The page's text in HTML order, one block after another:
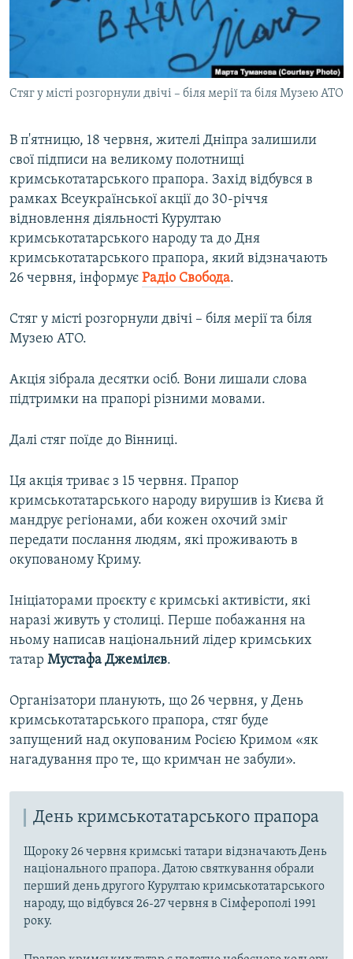
ВІДЕОУРОКИ «ELIFBE»
СВІДЧЕННЯ ОКУПАЦІЇ
УКРАЇНСЬКА ПРОБЛЕМА КРИМУ
ІНФОГРАФІКА
ДОЛУЧАЙСЯ!
Стяг у місті розгорнули двічі – біля мерії та біля Музею АТО
В п'ятницю, 18 червня, жителі Дніпра залишили
свої підписи на великому полотнищі
кримськотатарського прапора. Захід відбувся в
рамках Всеукраїнської акції до 30-річчя
відновлення діяльності Курултаю
кримськотатарського народу та до Дня
кримськотатарського прапора, який відзначають
26 червня, інформує Радіо Свобода.
Стяг у місті розгорнули двічі – біля мерії та біля
Музею АТО.
Акція зібрала десятки осіб. Вони лишали слова
підтримки на прапорі різними мовами.
Далі стяг поїде до Вінниці.
Ця акція триває з 15 червня. Прапор
кримськотатарського народу вирушив із Києва й
мандрує регіонами, аби кожен охочий зміг
передати послання людям, які проживають в
окупованому Криму.
Ініціаторами проєкту є кримські активісти, які
наразі живуть у столиці. Перше побажання на
ньому написав національний лідер кримських
татар Мустафа Джемілєв.
Організатори планують, що 26 червня, у День
кримськотатарського прапора, стяг буде
запущений над окупованим Росією Кримом «як
нагадування про те, що кримчан не забули».
День кримськотатарського прапора
Щороку 26 червня кримські татари відзначають День
національного прапора. Датою святкування обрали
перший день другого Курултаю кримськотатарського
народу, що відбувся 26-27 червня в Сімферополі 1991
року.